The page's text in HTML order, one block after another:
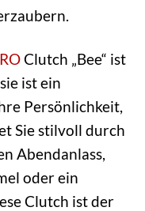
Clutch „Bee“ ist
ist ein
Persönlichkeit,
Sie stilvoll durch
Abendanlass,
oder ein
Clutch ist der